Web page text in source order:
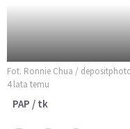
Fot. Ronnie Chua /
4 lata temu
PAP / tk